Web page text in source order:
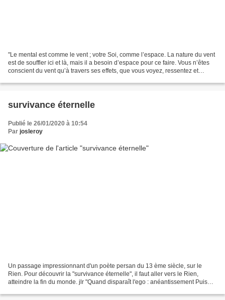
"Le mental est comme le vent ; votre Soi, comme l’espace. La nature du vent
est de souffler ici et là, mais il a besoin d’espace pour ce faire. Vous n’êtes
conscient du vent qu’à travers ses effets, que vous voyez, ressentez et
survivance éternelle
Publié le 26/01/2020 à 10:54
Par josleroy
Un passage impressionnant d'un poète persan du 13 ème siècle, sur le
Rien. Pour découvrir la "survivance éternelle", il faut aller vers le Rien,
atteindre la fin du monde. jlr "Quand disparaît l'ego : anéantissement Puis